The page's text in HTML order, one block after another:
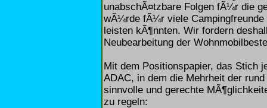
unabschÃ¤tzbare Folgen fÃ¼r die
wÃ¼rde fÃ¼r viele
leisten kÃ¶nnten. Wir fordern
Neubearbeitung der
Mit dem Positionspapier, das Stich
ADAC, in dem die Mehrheit der
sinnvolle und gerechte
zu regeln: